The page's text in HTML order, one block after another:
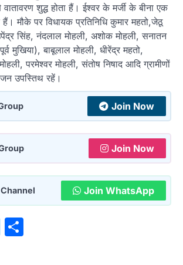
शुद्ध होता हैं। ईश्वर के मर्जी के बीना एक
हैं। मौके पर विधायक प्रतिनिधि कुमार महतो,जेठू
सिंह, नंदलाल मोहली, अशोक मोहली, सनातन
मुखिया), बाबूलाल मोहली, धीरेंद्र महतो,
परमेश्वर मोहली, संतोष निषाद आदि ग्रामीणों
उपस्तिथ रहें।
Join Now
Join Now
Join WhatsApp
Twitter